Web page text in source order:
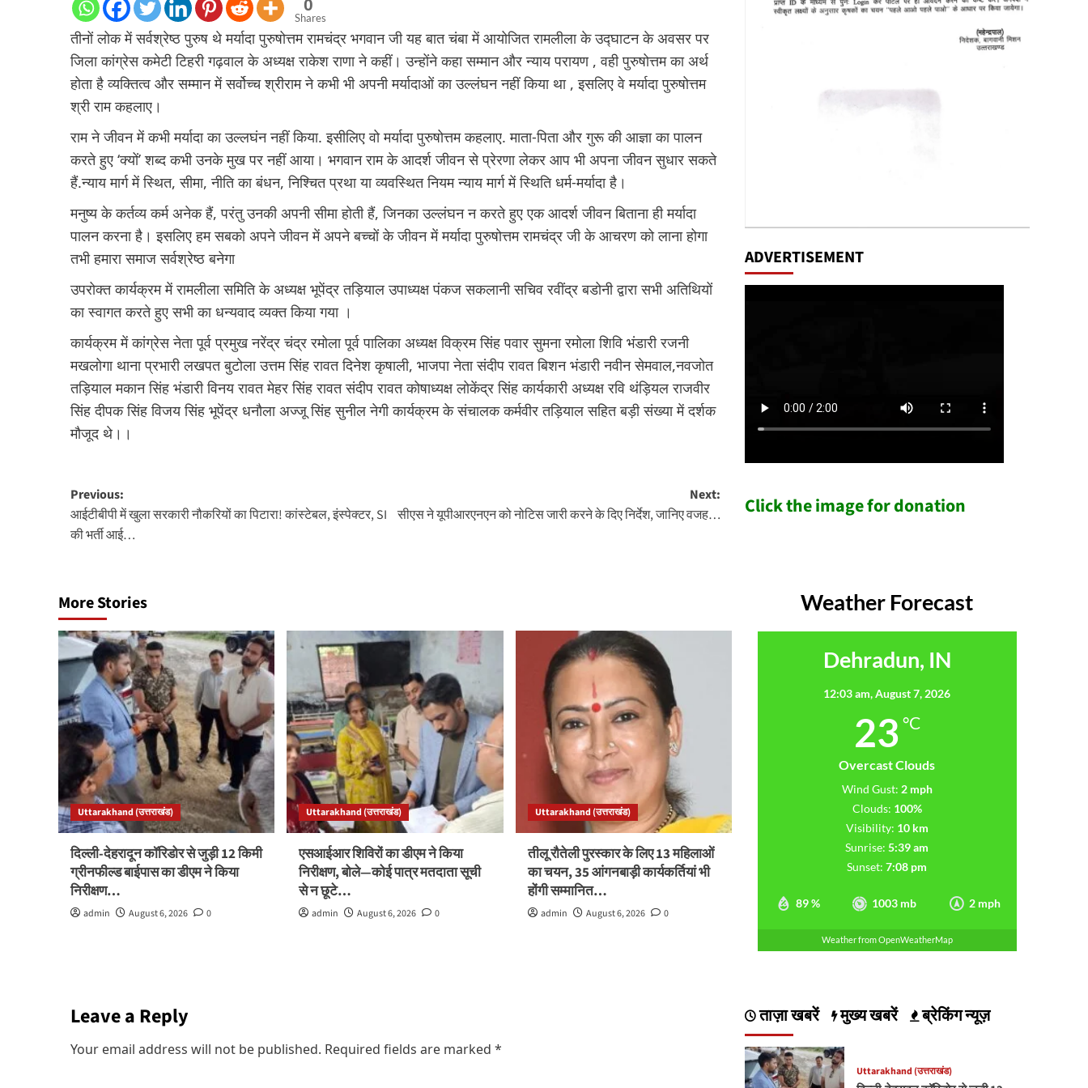
0
Shares
तीनों लोक में सर्वश्रेष्ठ पुरुष थे मर्यादा पुरुषोत्तम रामचंद्र भगवान जी यह बात चंबा में आयोजित रामलीला के उद्घाटन के अवसर पर
जिला कांग्रेस कमेटी टिहरी गढ़वाल के अध्यक्ष राकेश राणा ने कहीं। उन्होंने कहा सम्मान और न्याय परायण , वही पुरुषोत्तम का अर्थ
होता है व्यक्तित्व और सम्मान में सर्वोच्च श्रीराम ने कभी भी अपनी मर्यादाओं का उल्लंघन नहीं किया था , इसलिए वे मर्यादा पुरुषोत्तम
श्री राम कहलाए।
राम ने जीवन में कभी मर्यादा का उल्लघंन नहीं किया. इसीलिए वो मर्यादा पुरुषोत्तम कहलाए. माता-पिता और गुरू की आज्ञा का पालन
करते हुए ‘क्यों’ शब्द कभी उनके मुख पर नहीं आया। भगवान राम के आदर्श जीवन से प्रेरणा लेकर आप भी अपना जीवन सुधार सकते
हैं.न्याय मार्ग में स्थित, सीमा, नीति का बंधन, निश्चित प्रथा या व्यवस्थित नियम न्याय मार्ग में स्थिति धर्म-मर्यादा है।
मनुष्य के कर्तव्य कर्म अनेक हैं, परंतु उनकी अपनी सीमा होती हैं, जिनका उल्लंघन न करते हुए एक आदर्श जीवन बिताना ही मर्यादा
पालन करना है। इसलिए हम सबको अपने जीवन में अपने बच्चों के जीवन में मर्यादा पुरुषोत्तम रामचंद्र जी के आचरण को लाना होगा
तभी हमारा समाज सर्वश्रेष्ठ बनेगा
उपरोक्त कार्यक्रम में रामलीला समिति के अध्यक्ष भूपेंद्र तड़ियाल उपाध्यक्ष पंकज सकलानी सचिव रवींद्र बडोनी द्वारा सभी अतिथियों
का स्वागत करते हुए सभी का धन्यवाद व्यक्त किया गया ।
कार्यक्रम में कांग्रेस नेता पूर्व प्रमुख नरेंद्र चंद्र रमोला पूर्व पालिका अध्यक्ष विक्रम सिंह पवार सुमना रमोला शिवि भंडारी रजनी
मखलोगा थाना प्रभारी लखपत बुटोला उत्तम सिंह रावत दिनेश कृषाली, भाजपा नेता संदीप रावत बिशन भंडारी नवीन सेमवाल,नवजोत
तड़ियाल मकान सिंह भंडारी विनय रावत मेहर सिंह रावत संदीप रावत कोषाध्यक्ष लोकेंद्र सिंह कार्यकारी अध्यक्ष रवि थंड़ियल राजवीर
सिंह दीपक सिंह विजय सिंह भूपेंद्र धनौला अज्जू सिंह सुनील नेगी कार्यक्रम के संचालक कर्मवीर तड़ियाल सहित बड़ी संख्या में दर्शक
मौजूद थे।।
Post
navigation
Previous:
आईटीबीपी में खुला सरकारी नौकरियों का पिटारा! कांस्टेबल, इंस्पेक्टर, SI
की भर्ती आई…
Next:
सीएस ने यूपीआरएनएन को नोटिस जारी करने के दिए निर्देश, जानिए वजह…
More Stories
Uttarakhand (उत्तराखंड)
दिल्ली-देहरादून कॉरिडोर से जुड़ी 12 किमी
ग्रीनफील्ड बाईपास का डीएम ने किया
निरीक्षण…
admin August 6, 2026 0
Uttarakhand (उत्तराखंड)
एसआईआर शिविरों का डीएम ने किया
निरीक्षण, बोले—कोई पात्र मतदाता सूची
से न छूटे…
admin August 6, 2026 0
Uttarakhand (उत्तराखंड)
तीलू रौतेली पुरस्कार के लिए 13 महिलाओं
का चयन, 35 आंगनबाड़ी कार्यकर्तियां भी
होंगी सम्मानित…
admin August 6, 2026 0
Leave a Reply
Your email address will not be published. Required fields are marked *
ADVERTISEMENT
Click the image for donation
Weather Forecast
Dehradun, IN
12:03 am,August 7, 2026
23 °C
Overcast Clouds
89 % 1003 mb 2 mph
Wind Gust: 2 mph
Clouds: 100%
Visibility: 10 km
Sunrise: 5:39 am
Sunset: 7:08 pm
Weather from OpenWeatherMap
ताज़ा खबरें मुख्य खबरें ब्रेकिंग न्यूज़
Uttarakhand (उत्तराखंड)